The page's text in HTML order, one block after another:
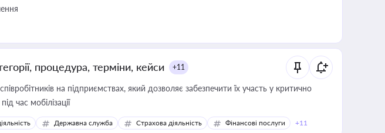
процедура, терміни, кейси +11
на підприємствах, який дозволяє забезпечити їх участь у критично
час мобілізації
Державна служба Страхова діяльність Фінансові послуги +11